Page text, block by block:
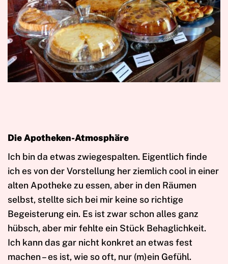
Die Apotheken-Atmosphäre
Ich bin da etwas zwiegespalten. Eigentlich finde
ich es von der Vorstellung her ziemlich cool in einer
alten Apotheke zu essen, aber in den Räumen
selbst, stellte sich bei mir keine so richtige
Begeisterung ein. Es ist zwar schon alles ganz
hübsch, aber mir fehlte ein Stück Behaglichkeit.
Ich kann das gar nicht konkret an etwas fest
machen – es ist, wie so oft, nur (m)ein Gefühl.